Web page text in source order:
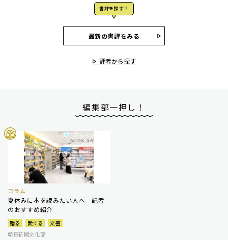
書評を探す！
最新の書評をみる
評者から探す
編集部一押し！
コラム
夏休みに本を読みたい人へ 記者
のおすすめ紹介
贈る 愛でる
文芸
朝日新聞文化部